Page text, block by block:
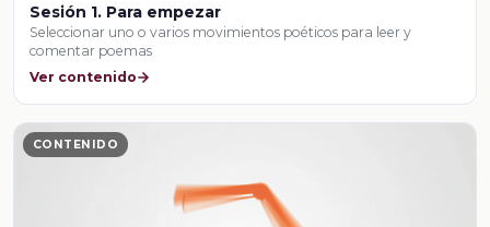
Sesión 1. Para empezar
Seleccionar uno o varios movimientos poéticos para leer y
comentar poemas
Ver contenido
CONTENIDO